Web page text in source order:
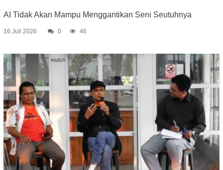
AI Tidak Akan Mampu Menggantikan Seni Seutuhnya
16 Juli 2026 0 46